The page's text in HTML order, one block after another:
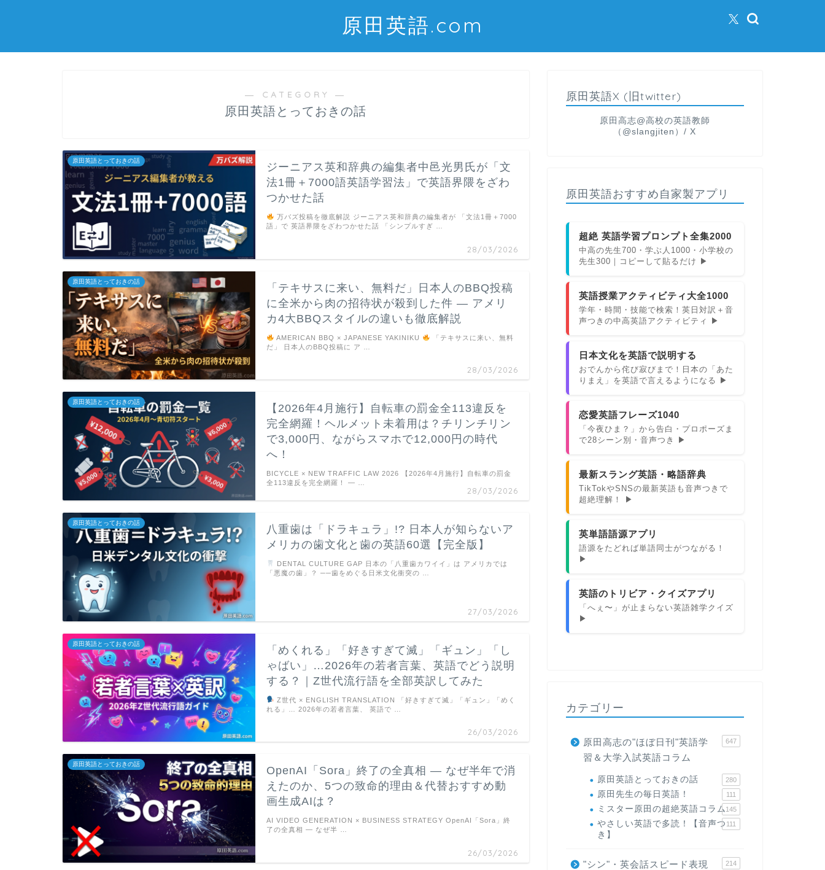
原田英語.com
― CATEGORY ―
原田英語とっておきの話
原田英語とっておきの話
ジーニアス英和辞典の編集者中邑光男氏が「文
法1冊＋7000語英語学習法」で英語界隈をざわ
つかせた話
28/03/2026
万バズ投稿を徹底解説 ジーニアス英和辞典の編集者が 「文法1冊＋7000
語」で 英語界隈をざわつかせた話 「シンプルすぎ …
原田英語とっておきの話
「テキサスに来い、無料だ」日本人のBBQ投稿
に全米から肉の招待状が殺到した件 ― アメリ
カ4大BBQスタイルの違いも徹底解説
28/03/2026
AMERICAN BBQ × JAPANESE YAKINIKU
「テキサスに来い、無料
だ」 日本人のBBQ投稿に ア …
原田英語とっておきの話
【2026年4月施行】自転車の罰金全113違反を
完全網羅！ヘルメット未着用は？チリンチリン
で3,000円、ながらスマホで12,000円の時代
へ！
28/03/2026
BICYCLE × NEW TRAFFIC LAW 2026 【2026年4月施行】自転車の罰金
全113違反を完全網羅！ ― …
原田英語とっておきの話
八重歯は「ドラキュラ」!? 日本人が知らないア
メリカの歯文化と歯の英語60選【完全版】
27/03/2026
DENTAL CULTURE GAP 日本の「八重歯カワイイ」は アメリカでは
「悪魔の歯」？ ──歯をめぐる日米文化衝突の …
原田英語とっておきの話
「めくれる」「好きすぎて滅」「ギュン」「し
ゃばい」…2026年の若者言葉、英語でどう説明
する？｜Z世代流行語を全部英訳してみた
26/03/2026
Z世代 × ENGLISH TRANSLATION 「好きすぎて滅」「ギュン」「めく
れる」… 2026年の若者言葉、 英語で …
原田英語とっておきの話
OpenAI「Sora」終了の全真相 ― なぜ半年で消
えたのか、5つの致命的理由＆代替おすすめ動
画生成AIは？
26/03/2026
AI VIDEO GENERATION × BUSINESS STRATEGY OpenAI「Sora」終
了の全真相 ― なぜ半 …
原田英語X (旧twitter)
原田高志@高校の英語教師
（@slangjiten）/ X
原田英語おすすめ自家製アプリ
超絶 英語学習プロンプト全集2000
中高の先生700・学ぶ人1000・小学校の
先生300｜コピーして貼るだけ ▶
英語授業アクティビティ大全1000
学年・時間・技能で検索！英日対訳＋音
声つきの中高英語アクティビティ ▶
日本文化を英語で説明する
おでんから侘び寂びまで！日本の「あた
りまえ」を英語で言えるようになる ▶
恋愛英語フレーズ1040
「今夜ひま？」から告白・プロポーズま
で28シーン別・音声つき ▶
最新スラング英語・略語辞典
TikTokやSNSの最新英語も音声つきで
超絶理解！ ▶
英単語語源アプリ
語源をたどれば単語同士がつながる！
▶
英語のトリビア・クイズアプリ
「へぇ〜」が止まらない英語雑学クイズ
▶
カテゴリー
原田高志の"ほぼ日刊"英語学
習＆大学入試英語コラム
647
原田英語とっておきの話 280
原田先生の毎日英語！ 111
ミスター原田の超絶英語コラム145
やさしい英語で多読！【音声つ
き】
111
"シン"・英会話スピード表現 214